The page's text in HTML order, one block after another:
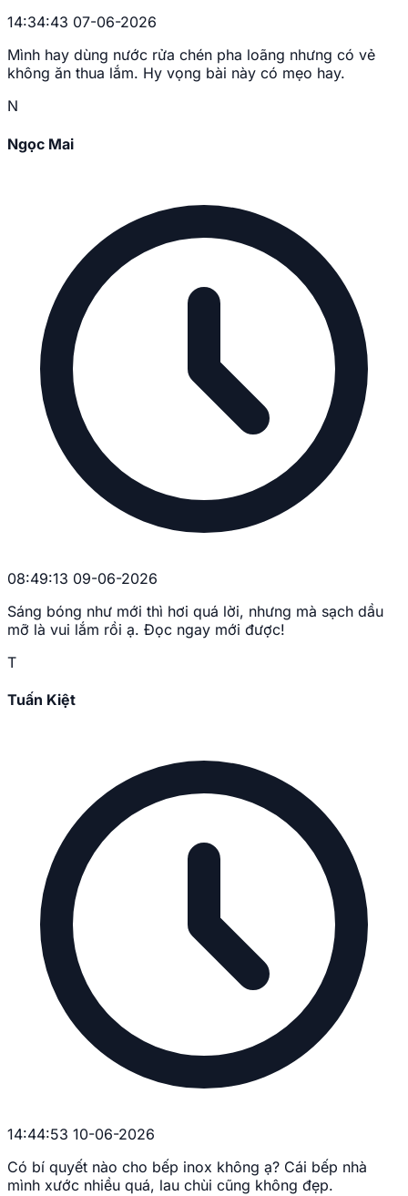
14:34:43 07-06-2026
Mình hay dùng nước rửa chén pha loãng nhưng có vẻ
không ăn thua lắm. Hy vọng bài này có mẹo hay.
N
Ngọc Mai
08:49:13 09-06-2026
Sáng bóng như mới thì hơi quá lời, nhưng mà sạch dầu
mỡ là vui lắm rồi ạ. Đọc ngay mới được!
T
Tuấn Kiệt
14:44:53 10-06-2026
Có bí quyết nào cho bếp inox không ạ? Cái bếp nhà
mình xước nhiều quá, lau chùi cũng không đẹp.